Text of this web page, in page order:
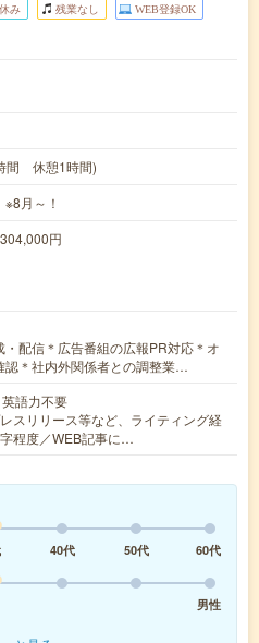
み 残業なし WEB登録OK
間 休憩1時間)
月～！
円
・配信＊広告番組の広報PR対応＊オ
認＊社内外関係者との調整業…
語力不要
スリリース等など、ライティング経
程度／WEB記事に…
40代 50代
60代
男性